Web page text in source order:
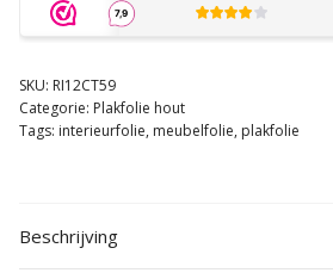
SKU: RI12CT59
Categorie: Plakfolie hout
Tags: interieurfolie, meubelfolie, plakfolie
Beschrijving